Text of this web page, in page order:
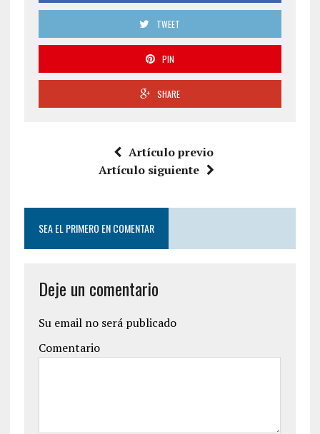
TWEET
PIN
SHARE
Artículo previo
Artículo siguiente
SEA EL PRIMERO EN COMENTAR
Deje un comentario
Su email no será publicado
Comentario